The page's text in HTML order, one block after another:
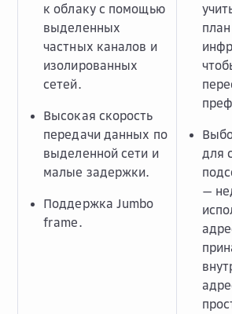
к облаку с помощью
выделенных
частных каналов и
изолированных
сетей.
Высокая скорость
передачи данных по
выделенной сети и
малые задержки.
Поддержка Jumbo
frame.
для
—